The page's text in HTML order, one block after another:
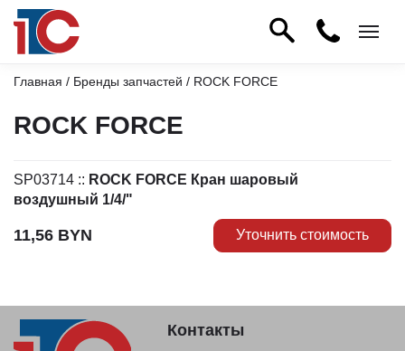
Главная / Бренды запчастей / ROCK FORCE
ROCK FORCE
SP03714 :: ROCK FORCE Кран шаровый
воздушный 1/4/"
11,56 BYN Уточнить стоимость
Контакты